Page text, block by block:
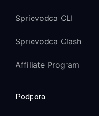
Sprievodca CLI
Sprievodca Clash
Affiliate Program
Podpora